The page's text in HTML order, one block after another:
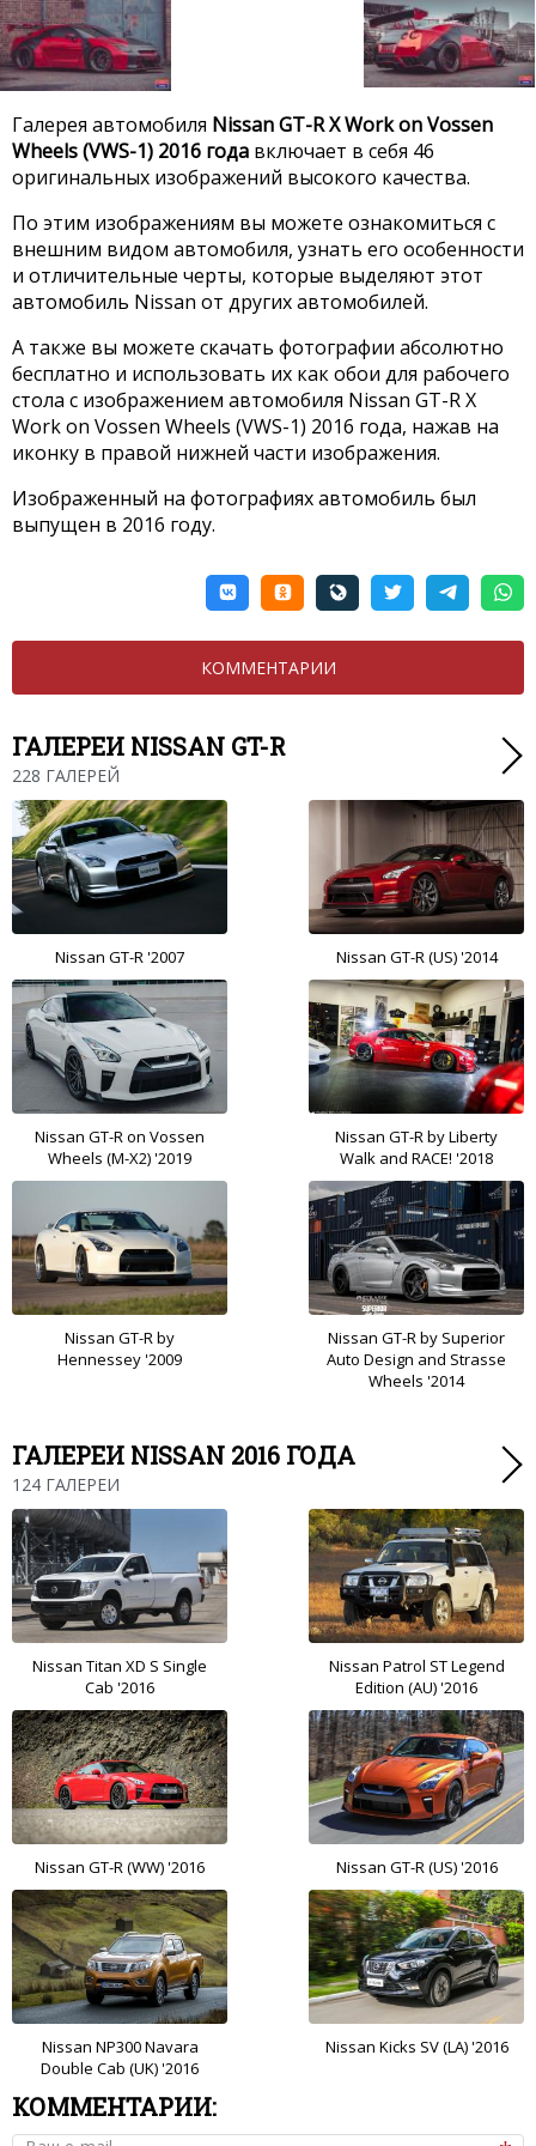
Галерея автомобиля Nissan GT-R X Work on Vossen
Wheels (VWS-1) 2016 года включает в себя 46
оригинальных изображений высокого качества.
По этим изображениям вы можете ознакомиться с
внешним видом автомобиля, узнать его особенности
и отличительные черты, которые выделяют этот
автомобиль Nissan от других автомобилей.
А также вы можете скачать фотографии абсолютно
бесплатно и использовать их как обои для рабочего
стола с изображением автомобиля Nissan GT-R X
Work on Vossen Wheels (VWS-1) 2016 года, нажав на
иконку в правой нижней части изображения.
Изображенный на фотографиях автомобиль был
выпущен в 2016 году.
КОММЕНТАРИИ
ГАЛЕРЕИ NISSAN GT-R
228 ГАЛЕРЕЙ
Nissan GT-R '2007 Nissan GT-R (US) '2014
Nissan GT-R on Vossen
Wheels (M-X2) '2019
Nissan GT-R by Liberty
Walk and RACE! '2018
Nissan GT-R by
Hennessey '2009
Nissan GT-R by Superior
Auto Design and Strasse
Wheels '2014
ГАЛЕРЕИ NISSAN 2016 ГОДА
124 ГАЛЕРЕИ
Nissan Titan XD S Single
Cab '2016
Nissan Patrol ST Legend
Edition (AU) '2016
Nissan GT-R (WW) '2016 Nissan GT-R (US) '2016
Nissan NP300 Navara
Double Cab (UK) '2016
Nissan Kicks SV (LA) '2016
КОММЕНТАРИИ: